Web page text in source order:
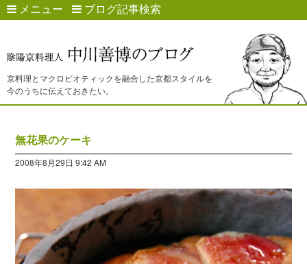
メニュー ブログ記事検索
京料理とマクロビオティックを融合した京都スタイルを
今のうちに伝えておきたい。
無花果のケーキ
2008年8月29日 9:42 AM